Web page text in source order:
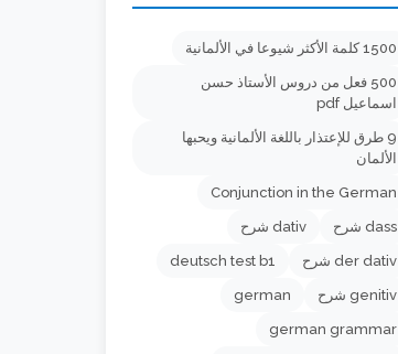
1500 كلمة الأكثر شيوعا في الألمانية
500 فعل من دروس الأستاذ حسن
اسماعيل pdf
9 طرق للإعتذار باللغة الألمانية ويحبها
الألمان
Conjunction in the German
dass شرح dativ شرح
der dativ شرح deutsch test b1
genitiv شرح german
german grammar